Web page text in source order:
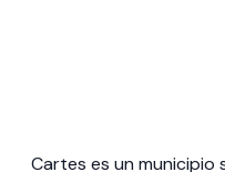
Cartes es un municipio